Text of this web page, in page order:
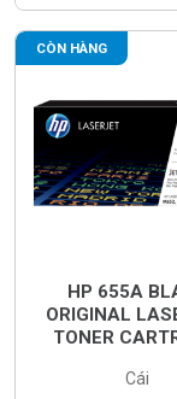
CÒN HÀNG
HP 655A
ORIGINAL
TONER
Cái